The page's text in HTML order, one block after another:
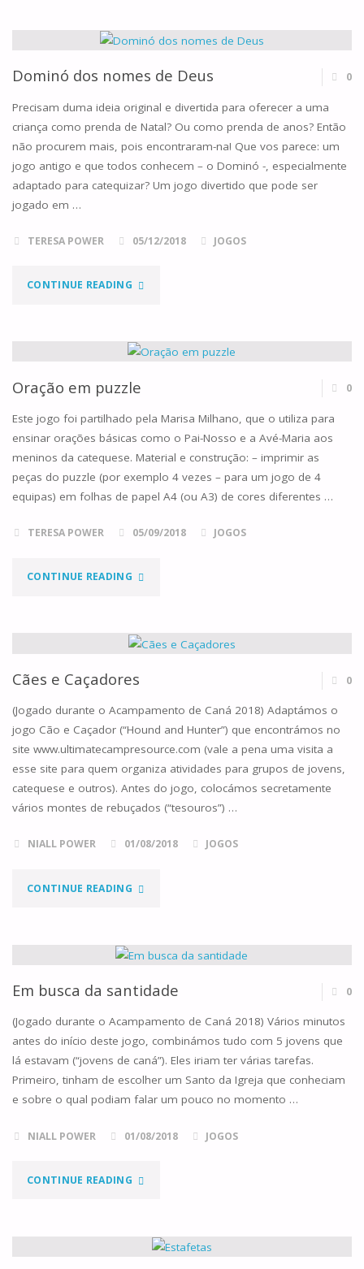
NATAL
…
DAS
FAMÍLIAS
DE
Dominó dos nomes de Deus 0
Precisam duma ideia original e divertida para oferecer a uma
criança como prenda de Natal? Ou como prenda de anos? Então
não procurem mais, pois encontraram-na! Que vos parece: um
jogo antigo e que todos conhecem – o Dominó -, especialmente
adaptado para catequizar? Um jogo divertido que pode ser
jogado em …
TERESA POWER 05/12/2018 JOGOS
CONTINUE READING"DOMINÓ
NOMES
DE
DEUS"
Oração em puzzle 0
Este jogo foi partilhado pela Marisa Milhano, que o utiliza para
ensinar orações básicas como o Pai-Nosso e a Avé-Maria aos
meninos da catequese. Material e construção: – imprimir as
peças do puzzle (por exemplo 4 vezes – para um jogo de 4
equipas) em folhas de papel A4 (ou A3) de cores diferentes …
TERESA POWER 05/09/2018 JOGOS
CONTINUE READING"ORAÇÃO
PUZZLE"
Cães e Caçadores 0
(Jogado durante o Acampamento de Caná 2018) Adaptámos o
jogo Cão e Caçador (“Hound and Hunter”) que encontrámos no
site www.ultimatecampresource.com (vale a pena uma visita a
esse site para quem organiza atividades para grupos de jovens,
catequese e outros). Antes do jogo, colocámos secretamente
vários montes de rebuçados (“tesouros”) …
NIALL POWER 01/08/2018 JOGOS
CONTINUE READING"CÃES
CAÇADORES"
Em busca da santidade 0
(Jogado durante o Acampamento de Caná 2018) Vários minutos
antes do início deste jogo, combinámos tudo com 5 jovens que
lá estavam (“jovens de caná”). Eles iriam ter várias tarefas.
Primeiro, tinham de escolher um Santo da Igreja que conheciam
e sobre o qual podiam falar um pouco no momento …
NIALL POWER 01/08/2018 JOGOS
CONTINUE READING"EM